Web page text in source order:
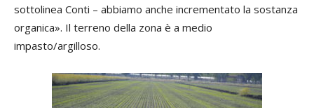
sottolinea Conti – abbiamo anche incrementato la sostanza
organica». Il terreno della zona è a medio
impasto/argilloso.